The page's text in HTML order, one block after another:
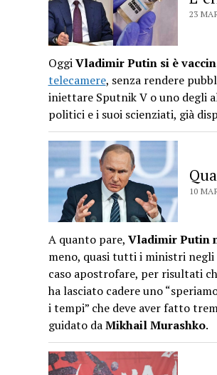
23
OggiVladimir Putin si è
telecamere, senza rendere
iniettare Sputnik V o uno degli
politici e i suoi scienziati, già
10
A quanto pare, Vladimir Putin
meno, quasi tutti i ministri
caso apostrofare, per risultati
ha lasciato cadere uno
i tempi” che deve aver fatto
guidato daMikhail Murashko.